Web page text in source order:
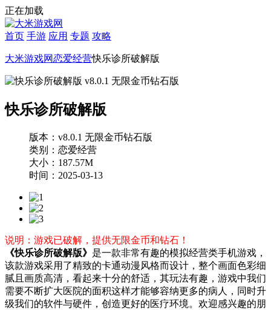
正在加载
首页 手游 应用 专题 攻略
大米游戏网恋爱经营快乐诊所破解版
快乐诊所破解版
版本：v8.0.1 无限金币钻石版
类别：恋爱经营
大小：187.57M
时间：2025-03-13
说明：游戏已破解，提供无限金币和钻石！
《快乐诊所破解版》 是一款非常有趣的模拟经营类手机游戏，
该款游戏采用了精致的卡通动漫风格而设计，整个画面色彩细
腻且画质高清，看起来十分的舒适，其玩法有趣，游戏中我们
需要不断扩大医院的面积这样才能够容纳更多的病人，同时升
级我们的软件与硬件，创造更好的医疗环境。欢迎感兴趣的朋